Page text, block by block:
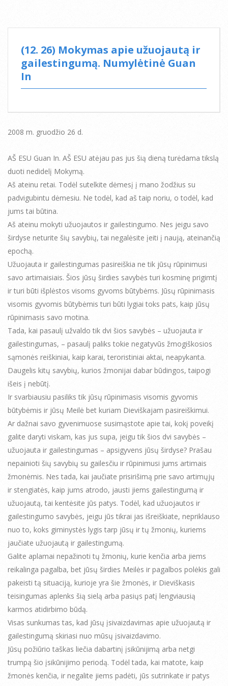
(12. 26) Mokymas apie užuojautą ir
gailestingumą. Numylėtinė Guan
In
2008 m. gruodžio 26 d.
AŠ ESU Guan In. AŠ ESU atėjau pas jus šią dieną turėdama tikslą
duoti nedidelį Mokymą.
Aš ateinu retai. Todėl sutelkite dėmesį į mano žodžius su
padvigubintu dėmesiu. Ne todėl, kad aš taip noriu, o todėl, kad
jums tai būtina.
Aš ateinu mokyti užuojautos ir gailestingumo. Nes jeigu savo
širdyse neturite šių savybių, tai negalėsite įeiti į naują, ateinančią
epochą.
Užuojauta ir gailestingumas pasireiškia ne tik jūsų rūpinimusi
savo artimaisiais. Šios jūsų širdies savybės turi kosminę prigimtį
ir turi būti išplėstos visoms gyvoms būtybėms. Jūsų rūpinimasis
visomis gyvomis būtybėmis turi būti lygiai toks pats, kaip jūsų
rūpinimasis savo motina.
Tada, kai pasaulį užvaldo tik dvi šios savybės – užuojauta ir
gailestingumas, – pasaulį paliks tokie negatyvūs žmogiškosios
sąmonės reiškiniai, kaip karai, teroristiniai aktai, neapykanta.
Daugelis kitų savybių, kurios žmonijai dabar būdingos, taipogi
išeis į nebūtį.
Ir svarbiausiu pasiliks tik jūsų rūpinimasis visomis gyvomis
būtybėmis ir jūsų Meilė bet kuriam Dieviškajam pasireiškimui.
Ar dažnai savo gyvenimuose susimąstote apie tai, kokį poveikį
galite daryti viskam, kas jus supa, jeigu tik šios dvi savybės –
užuojauta ir gailestingumas – apsigyvens jūsų širdyse? Prašau
nepainioti šių savybių su gailesčiu ir rūpinimusi jums artimais
žmonėmis. Nes tada, kai jaučiate prisirišimą prie savo artimųjų
ir stengiatės, kaip jums atrodo, jausti jiems gailestingumą ir
užuojautą, tai kentėsite jūs patys. Todėl, kad užuojautos ir
gailestingumo savybės, jeigu jūs tikrai jas išreiškiate, nepriklauso
nuo to, koks giminystės lygis tarp jūsų ir tų žmonių, kuriems
jaučiate užuojautą ir gailestingumą.
Galite aplamai nepažinoti tų žmonių, kurie kenčia arba jiems
reikalinga pagalba, bet jūsų širdies Meilės ir pagalbos polėkis gali
pakeisti tą situaciją, kurioje yra šie žmonės, ir Dieviškasis
teisingumas aplenks šią sielą arba pasiųs patį lengviausią
karmos atidirbimo būdą.
Visas sunkumas tas, kad jūsų įsivaizdavimas apie užuojautą ir
gailestingumą skiriasi nuo mūsų įsivaizdavimo.
Jūsų požiūrio taškas liečia dabartinį įsikūnijimą arba netgi
trumpą šio įsikūnijimo periodą. Todėl tada, kai matote, kaip
žmonės kenčia, ir negalite jiems padėti, jūs sutrinkate ir patys